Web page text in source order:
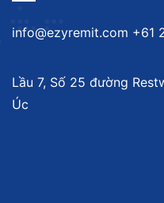
info@ezyremit.com +61
Lầu 7, Số 25 đường
Úc